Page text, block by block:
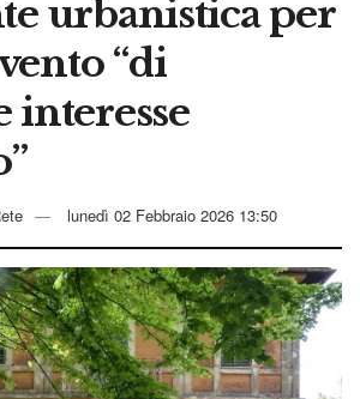
urbanistica per
“di
interesse
lunedì 02 Febbraio 2026 13:50